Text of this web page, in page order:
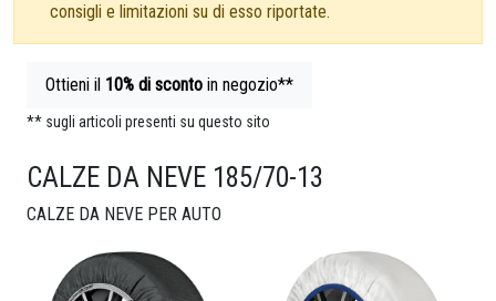
consigli e limitazioni su di esso riportate.
CALZE DA NEVE 185/70-13
CALZE DA NEVE PER AUTO
Ottieni il 10% di sconto in negozio**
** sugli articoli presenti su questo sito